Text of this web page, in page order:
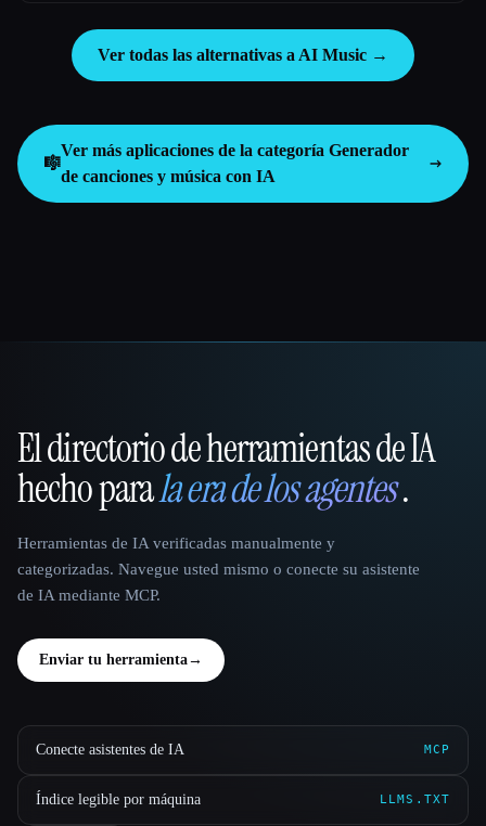
Ver todas las alternativas a AI Music →
🎼
Ver más aplicaciones de la categoría Generador
de canciones y música con IA
That AI Collection
El directorio de herramientas de IA
hecho parala era de los agentes.
Herramientas de IA verificadas manualmente y
categorizadas. Navegue usted mismo o conecte su asistente
de IA mediante MCP.
Enviar tu herramienta→
Conecte asistentes de IA MCP
Índice legible por máquina LLMS.TXT